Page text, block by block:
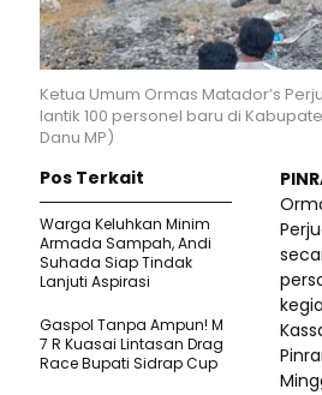
Ketua Umum Ormas Matador’s
lantik 100 personel baru di
Danu MP)
Pos Terkait
Warga Keluhkan Minim
Armada Sampah, Andi
Suhada Siap Tindak
Lanjuti Aspirasi
Gaspol Tanpa Ampun! M
7 R Kuasai Lintasan Drag
Race Bupati Sidrap Cup